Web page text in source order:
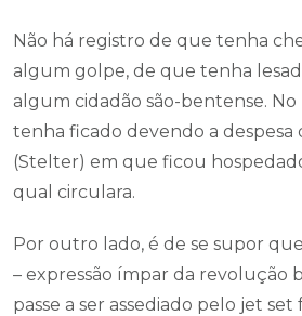
Não há registro de que tenha
algum golpe, de que tenha
algum cidadão são-bentense. No
tenha ficado devendo a despesa
(Stelter) em que ficou
qual circulara.
Por outro lado, é de se supor
– expressão ímpar da revolução
passe a ser assediado pelo jet